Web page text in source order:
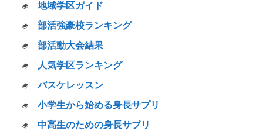
地域学区ガイド
部活強豪校ランキング
部活動大会結果
人気学区ランキング
バスケレッスン
小学生から始める身長サプリ
中高生のための身長サプリ